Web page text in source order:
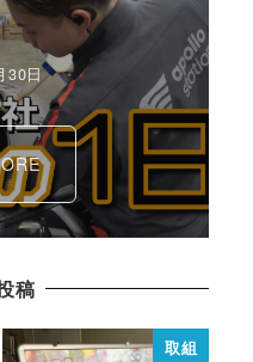
30日
稿
取組